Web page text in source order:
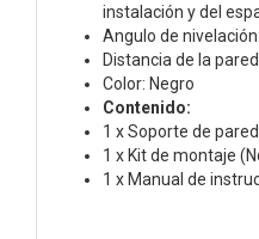
instalación y del
Angulo de
Distancia de la
Color: Negro
Contenido:
1 x Soporte de
1 x Kit de montaje
1 x Manual de